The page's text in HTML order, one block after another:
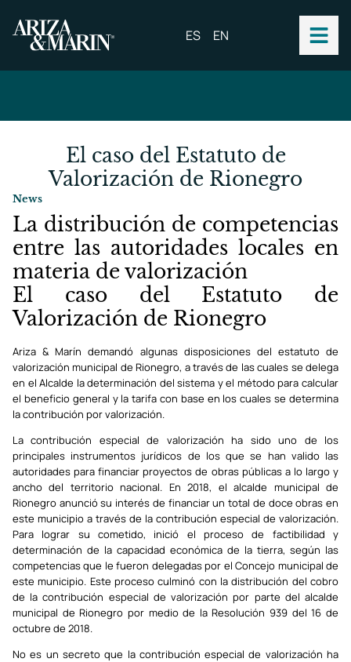
ES EN
El caso del Estatuto de
Valorización de Rionegro
News
La distribución de competencias
entre las autoridades locales en
materia de valorización
El caso del Estatuto de
Valorización de Rionegro
Ariza & Marín demandó algunas disposiciones del estatuto de
valorización municipal de Rionegro, a través de las cuales se delega
en el Alcalde la determinación del sistema y el método para calcular
el beneficio general y la tarifa con base en los cuales se determina
la contribución por valorización.
La contribución especial de valorización ha sido uno de los
principales instrumentos jurídicos de los que se han valido las
autoridades para financiar proyectos de obras públicas a lo largo y
ancho del territorio nacional. En 2018, el alcalde municipal de
Rionegro anunció su interés de financiar un total de doce obras en
este municipio a través de la contribución especial de valorización.
Para lograr su cometido, inició el proceso de factibilidad y
determinación de la capacidad económica de la tierra, según las
competencias que le fueron delegadas por el Concejo municipal de
este municipio. Este proceso culminó con la distribución del cobro
de la contribución especial de valorización por parte del alcalde
municipal de Rionegro por medio de la Resolución 939 del 16 de
octubre de 2018.
No es un secreto que la contribución especial de valorización ha